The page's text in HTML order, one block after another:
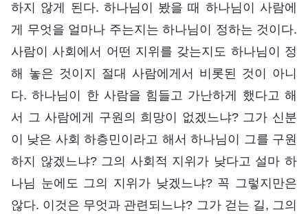
하지 않게 된다. 하나님이 봤을 때 하나님이 사람에
게 무엇을 얼마나 주는지는 하나님이 정하는 것이다.
사람이 사회에서 어떤 지위를 갖는지도 하나님이 정
해 놓은 것이지 절대 사람에게서 비롯된 것이 아니
다. 하나님이 한 사람을 힘들고 가난하게 했다고 해
서 그 사람에게 구원의 희망이 없겠느냐? 그가 신분
이 낮은 사회 하층민이라고 해서 하나님이 그를 구원
하지 않겠느냐? 그의 사회적 지위가 낮다고 설마 하
나님 눈에도 그의 지위가 낮겠느냐? 꼭 그렇지만은
않다. 이것은 무엇과 관련되느냐? 그가 걷는 길, 그의